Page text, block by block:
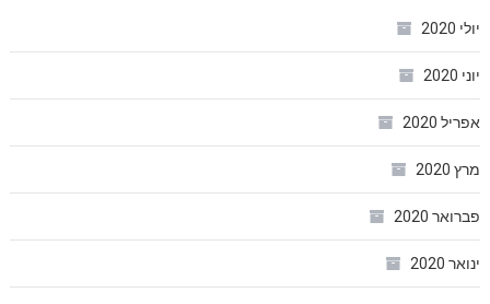
יולי 2020
יוני 2020
אפריל 2020
מרץ 2020
פברואר 2020
ינואר 2020